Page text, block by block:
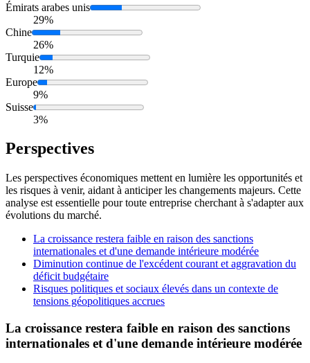
Émirats arabes unis
29%
Chine
26%
Turquie
12%
Europe
9%
Suisse
3%
Perspectives
Les perspectives économiques mettent en lumière les opportunités et
les risques à venir, aidant à anticiper les changements majeurs. Cette
analyse est essentielle pour toute entreprise cherchant à s'adapter aux
évolutions du marché.
La croissance restera faible en raison des sanctions
internationales et d'une demande intérieure modérée
Diminution continue de l'excédent courant et aggravation du
déficit budgétaire
Risques politiques et sociaux élevés dans un contexte de
tensions géopolitiques accrues
La croissance restera faible en raison des sanctions
internationales et d'une demande intérieure modérée